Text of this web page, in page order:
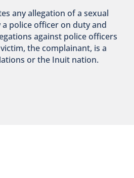
any allegation of a sexual
police officer on duty and
against police officers
the complainant, is a
or the Inuit nation.